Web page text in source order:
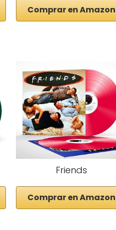
Comprar en Amazon
Friends
Comprar en Amazon